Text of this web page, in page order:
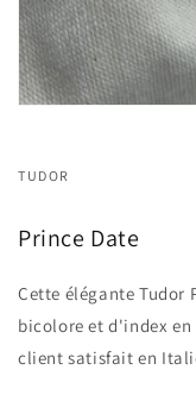
TUDOR
Prince Date
Cette élégante Tudor
bicolore et d'index
client satisfait en